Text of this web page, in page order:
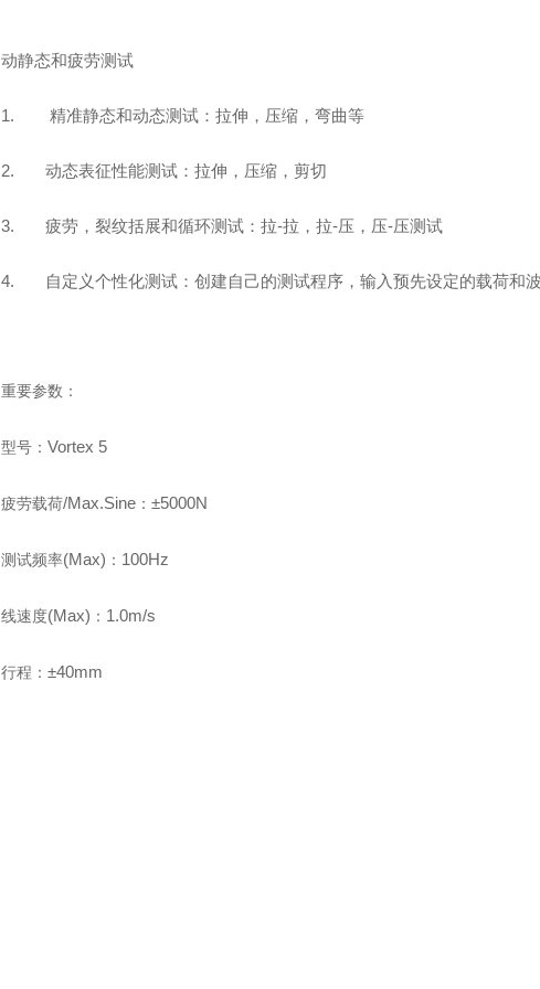
动静态和疲劳测试
1. 精准静态和动态测试：拉伸，压缩，弯曲等
2. 动态表征性能测试：拉伸，压缩，剪切
3. 疲劳，裂纹括展和循环测试：拉-拉，拉-压，压-压测试
4. 自定义个性化测试：创建自己的测试程序，输入预先设定的载荷和
重要参数：
型号： Vortex 5
疲劳载荷/Max.Sine： ±5000N
测试频率(Max) ： 100Hz
线速度(Max) ： 1.0m/s
行程： ±40mm